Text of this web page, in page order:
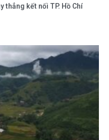
thẳng kết nối TP. Hồ Chí